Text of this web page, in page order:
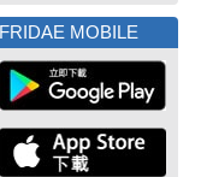
FRIDAE MOBILE